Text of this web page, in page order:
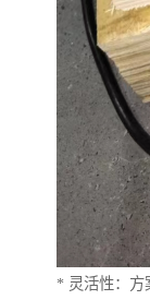
* 灵活性：方